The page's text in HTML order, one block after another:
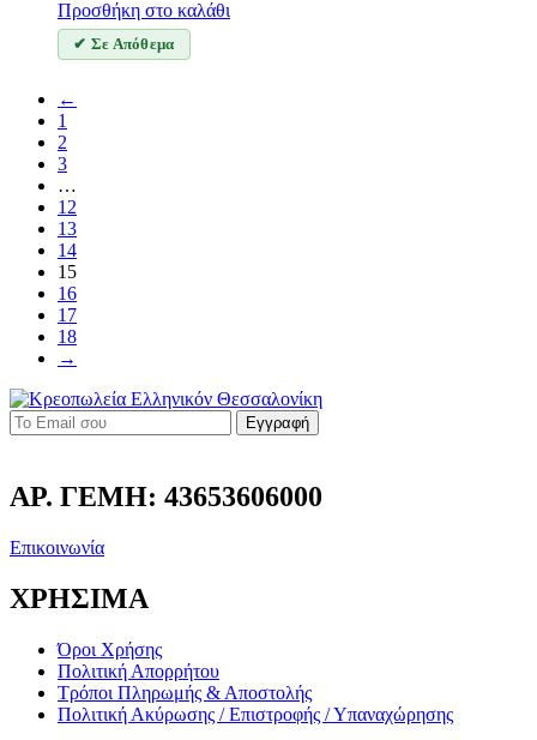
Προσθήκη στο καλάθι
✔ Σε Απόθεμα
←
1
2
3
…
12
13
14
15
16
17
18
→
Εγγραφή
ΑΡ. ΓΕΜΗ: 43653606000
Επικοινωνία
ΧΡΗΣΙΜΑ
Όροι Χρήσης
Πολιτική Απορρήτου
Τρόποι Πληρωμής & Αποστολής
Πολιτική Ακύρωσης / Επιστροφής / Υπαναχώρησης